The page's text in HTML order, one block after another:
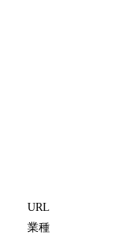
URL
業種